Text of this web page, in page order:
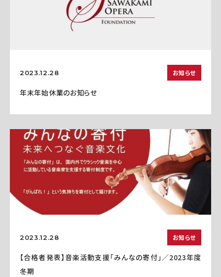
2023.12.28 お知らせ
年末年始休業のお知らせ
2023.12.28 お知らせ
【合格者発表】音楽活動支援「みんなの寄付」／2023年度
冬期